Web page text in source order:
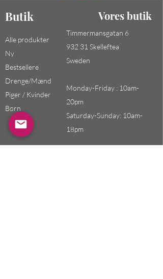
Butik Vores butik
Alle produkter
Ny
Bestsellere
Drenge/Mænd
Piger / Kvinder
Børn
Timmermansgatan 6
932 31 Skelleftea
Sweden
Monday-Friday : 10am-
20pm
Saturday-Sunday: 10am-
18pm